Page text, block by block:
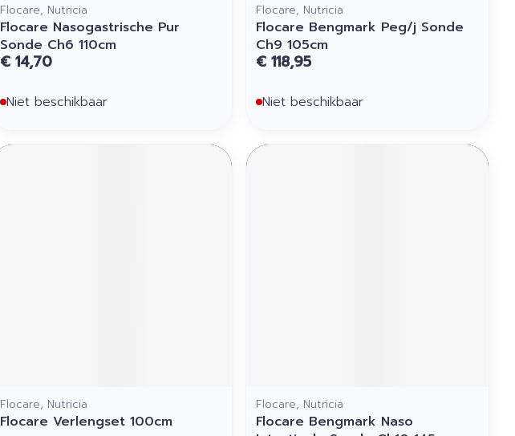
Flocare, Nutricia
Flocare Nasogastrische Pur
Sonde Ch6 110cm
€ 14,70
Niet beschikbaar
Flocare, Nutricia
Flocare Bengmark Peg/j Sonde
Ch9 105cm
€ 118,95
Niet beschikbaar
Flocare, Nutricia
Flocare Verlengset 100cm
Flocare, Nutricia
Flocare Bengmark Naso